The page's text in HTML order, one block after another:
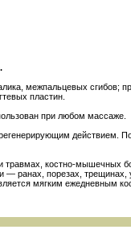
межпальцевых сгибов;
пластин.
при любом массаже.
действием.
травмах, костно-мышечных
— ранах, порезах, трещинах,
мягким ежедневным